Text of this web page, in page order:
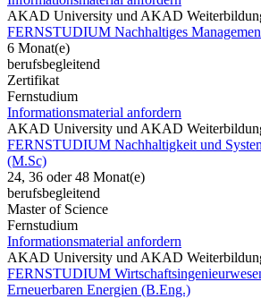
AKAD University und AKAD
FERNSTUDIUM Nachhaltiges
6 Monat(e)
berufsbegleitend
Zertifikat
Fernstudium
Informationsmaterial anfordern
AKAD University und AKAD
FERNSTUDIUM Nachhaltigkeit und
(M.Sc)
24, 36 oder 48 Monat(e)
berufsbegleitend
Master of Science
Fernstudium
Informationsmaterial anfordern
AKAD University und AKAD
FERNSTUDIUM
Erneuerbaren Energien (B.Eng.)